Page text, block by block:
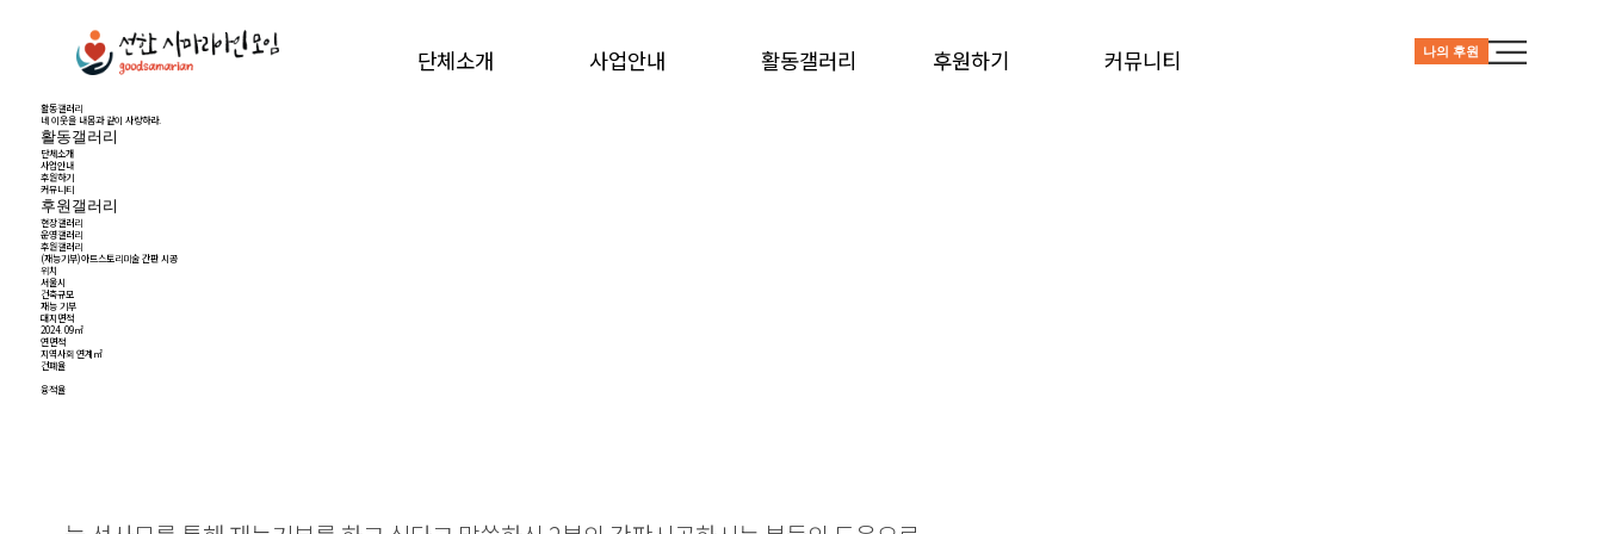
단체소개 사업안내 활동갤러리 후원하기 커뮤니티 나의 후원
활동갤러리
네 이웃을 내몸과 같이 사랑하라.
활동갤러리
단체소개
사업안내
후원하기
커뮤니티
후원갤러리
현장갤러리
운영갤러리
후원갤러리
(재능기부)아트스토리미술 간판 시공
위치
서울시
건축규모
재능 기부
대지면적
2024. 09㎡
연면적
지역사회 연계㎡
건폐율
융적율